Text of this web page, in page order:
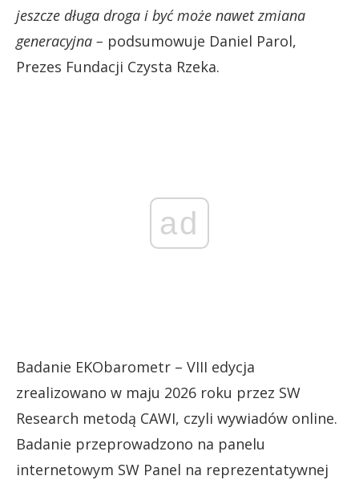
jeszcze długa droga i być może nawet zmiana
generacyjna – podsumowuje Daniel Parol,
Prezes Fundacji Czysta Rzeka.
ad
Badanie EKObarometr – VIII edycja
zrealizowano w maju 2026 roku przez SW
Research metodą CAWI, czyli wywiadów online.
Badanie przeprowadzono na panelu
internetowym SW Panel na reprezentatywnej